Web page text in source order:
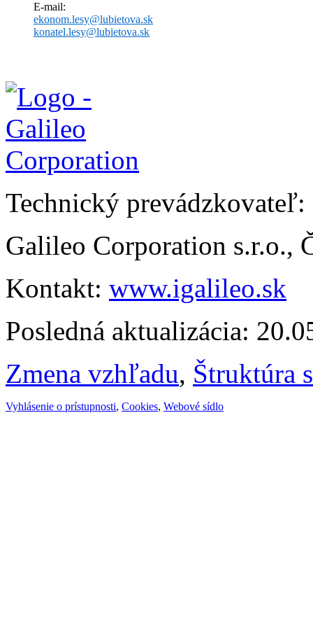
E-mail:
ekonom.lesy@lubietova.sk
konatel.lesy@lubietova.sk
Technický prevádzkovateľ:
Galileo Corporation s.r.o.,
Kontakt: www.igalileo.sk
Posledná aktualizácia:
Zmena vzhľadu, Štruktúra
Vyhlásenie o prístupnosti, Cookies, Webové sídlo